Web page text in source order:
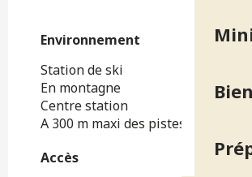
Environnement
Environnement
Station de ski
En montagne
Centre station
A 300 m maxi des pistes
Accès
Accès